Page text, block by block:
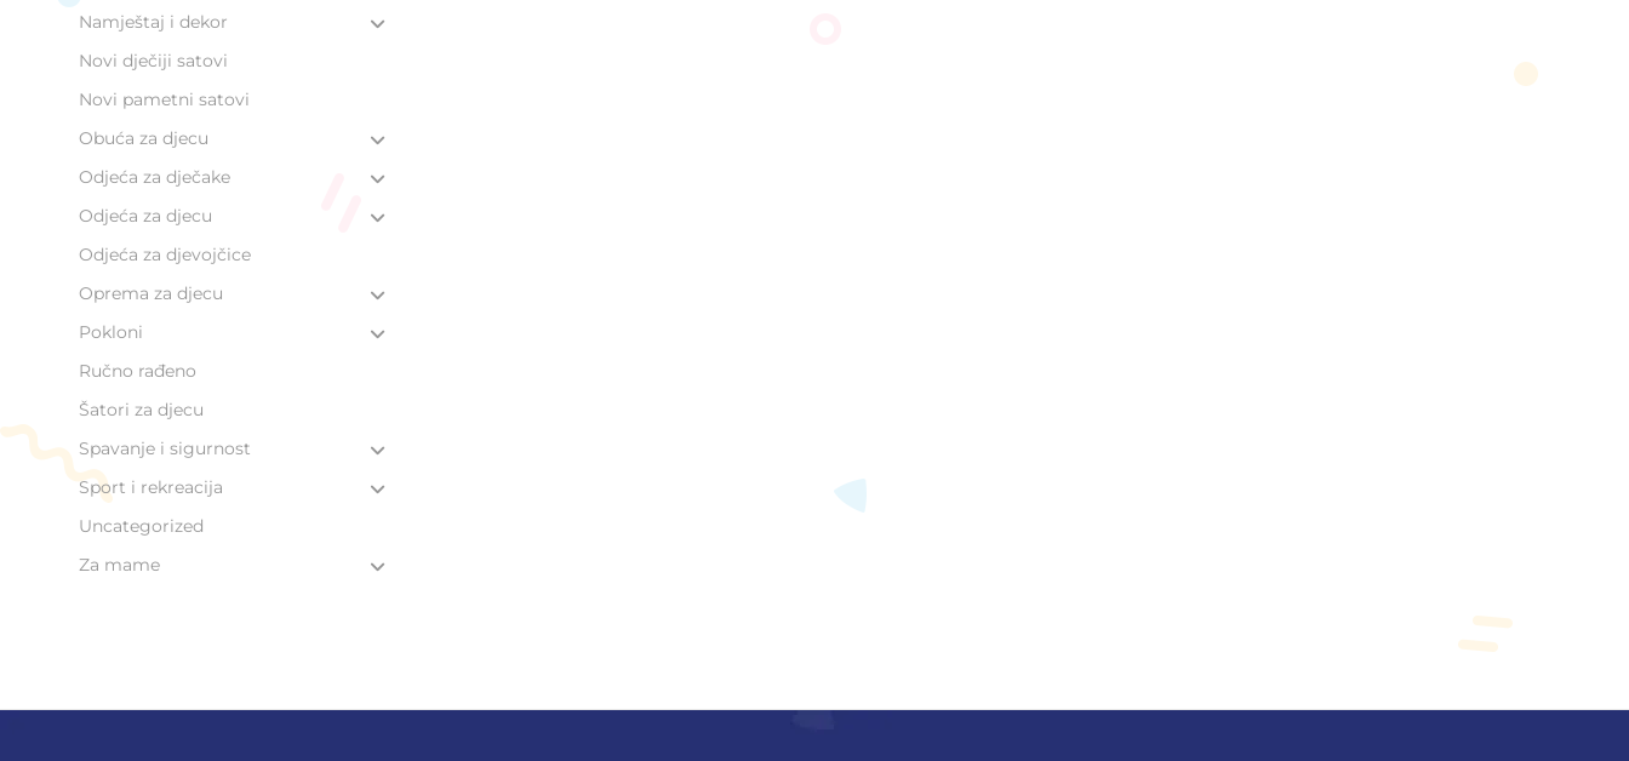
Namještaj i dekor
Novi dječiji satovi
Novi pametni satovi
Obuća za djecu
Odjeća za dječake
Odjeća za djecu
Odjeća za djevojčice
Oprema za djecu
Pokloni
Ručno rađeno
Šatori za djecu
Spavanje i sigurnost
Sport i rekreacija
Uncategorized
Za mame